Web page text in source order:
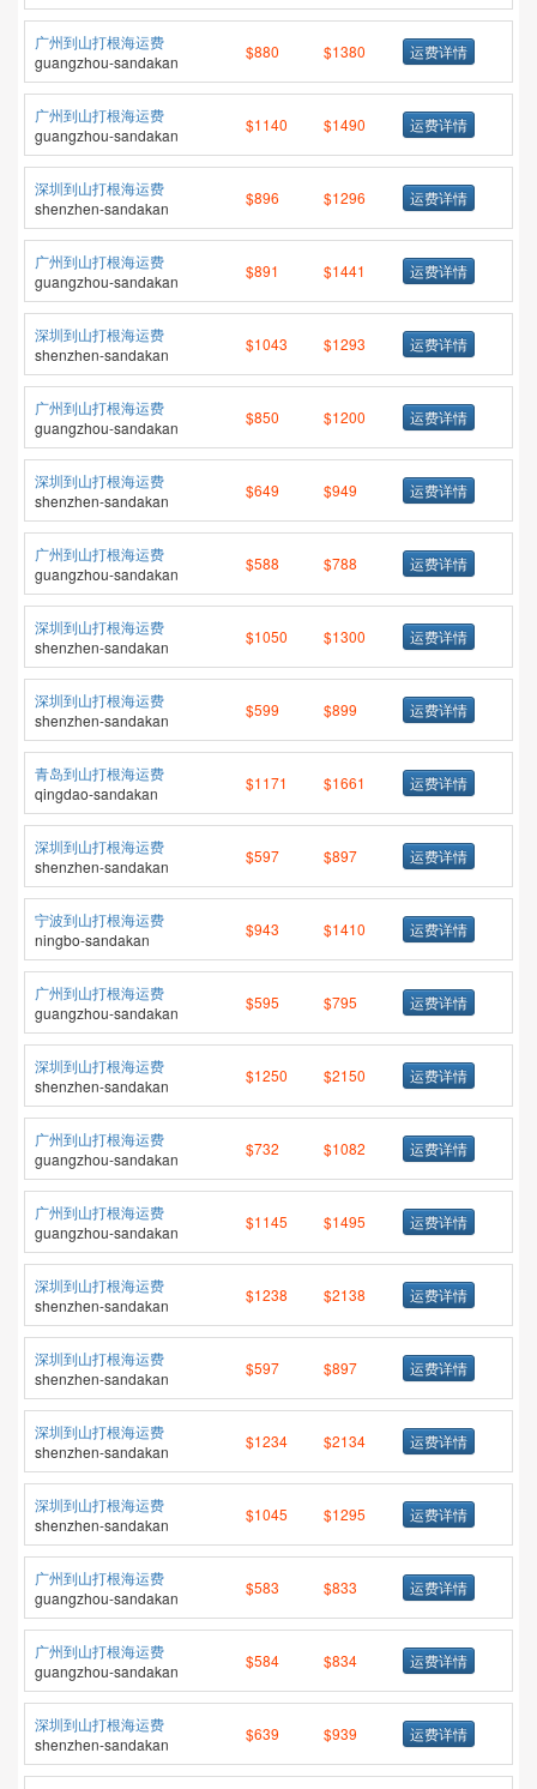
广州到山打根海运费
guangzhou-sandakan
$880 $1380 运费详情
广州到山打根海运费
guangzhou-sandakan
$1140 $1490 运费详情
深圳到山打根海运费
shenzhen-sandakan
$896 $1296 运费详情
广州到山打根海运费
guangzhou-sandakan
$891 $1441 运费详情
深圳到山打根海运费
shenzhen-sandakan
$1043 $1293 运费详情
广州到山打根海运费
guangzhou-sandakan
$850 $1200 运费详情
深圳到山打根海运费
shenzhen-sandakan
$649 $949 运费详情
广州到山打根海运费
guangzhou-sandakan
$588 $788 运费详情
深圳到山打根海运费
shenzhen-sandakan
$1050 $1300 运费详情
深圳到山打根海运费
shenzhen-sandakan
$599 $899 运费详情
青岛到山打根海运费
qingdao-sandakan
$1171 $1661 运费详情
深圳到山打根海运费
shenzhen-sandakan
$597 $897 运费详情
宁波到山打根海运费
ningbo-sandakan
$943 $1410 运费详情
广州到山打根海运费
guangzhou-sandakan
$595 $795 运费详情
深圳到山打根海运费
shenzhen-sandakan
$1250 $2150 运费详情
广州到山打根海运费
guangzhou-sandakan
$732 $1082 运费详情
广州到山打根海运费
guangzhou-sandakan
$1145 $1495 运费详情
深圳到山打根海运费
shenzhen-sandakan
$1238 $2138 运费详情
深圳到山打根海运费
shenzhen-sandakan
$597 $897 运费详情
深圳到山打根海运费
shenzhen-sandakan
$1234 $2134 运费详情
深圳到山打根海运费
shenzhen-sandakan
$1045 $1295 运费详情
广州到山打根海运费
guangzhou-sandakan
$583 $833 运费详情
广州到山打根海运费
guangzhou-sandakan
$584 $834 运费详情
深圳到山打根海运费
shenzhen-sandakan
$639 $939 运费详情